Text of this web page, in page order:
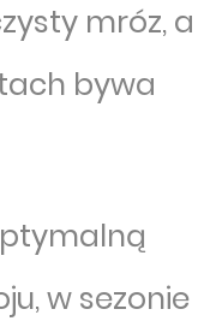
mróz, a
bywa
w sezonie